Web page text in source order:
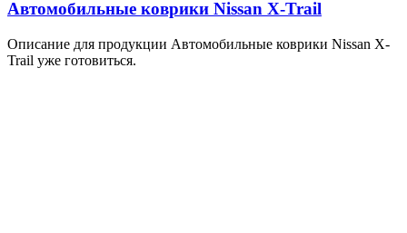
Автомобильные коврики Nissan X-Trail
Описание для продукции Автомобильные коврики Nissan X-
Trail уже готовиться.